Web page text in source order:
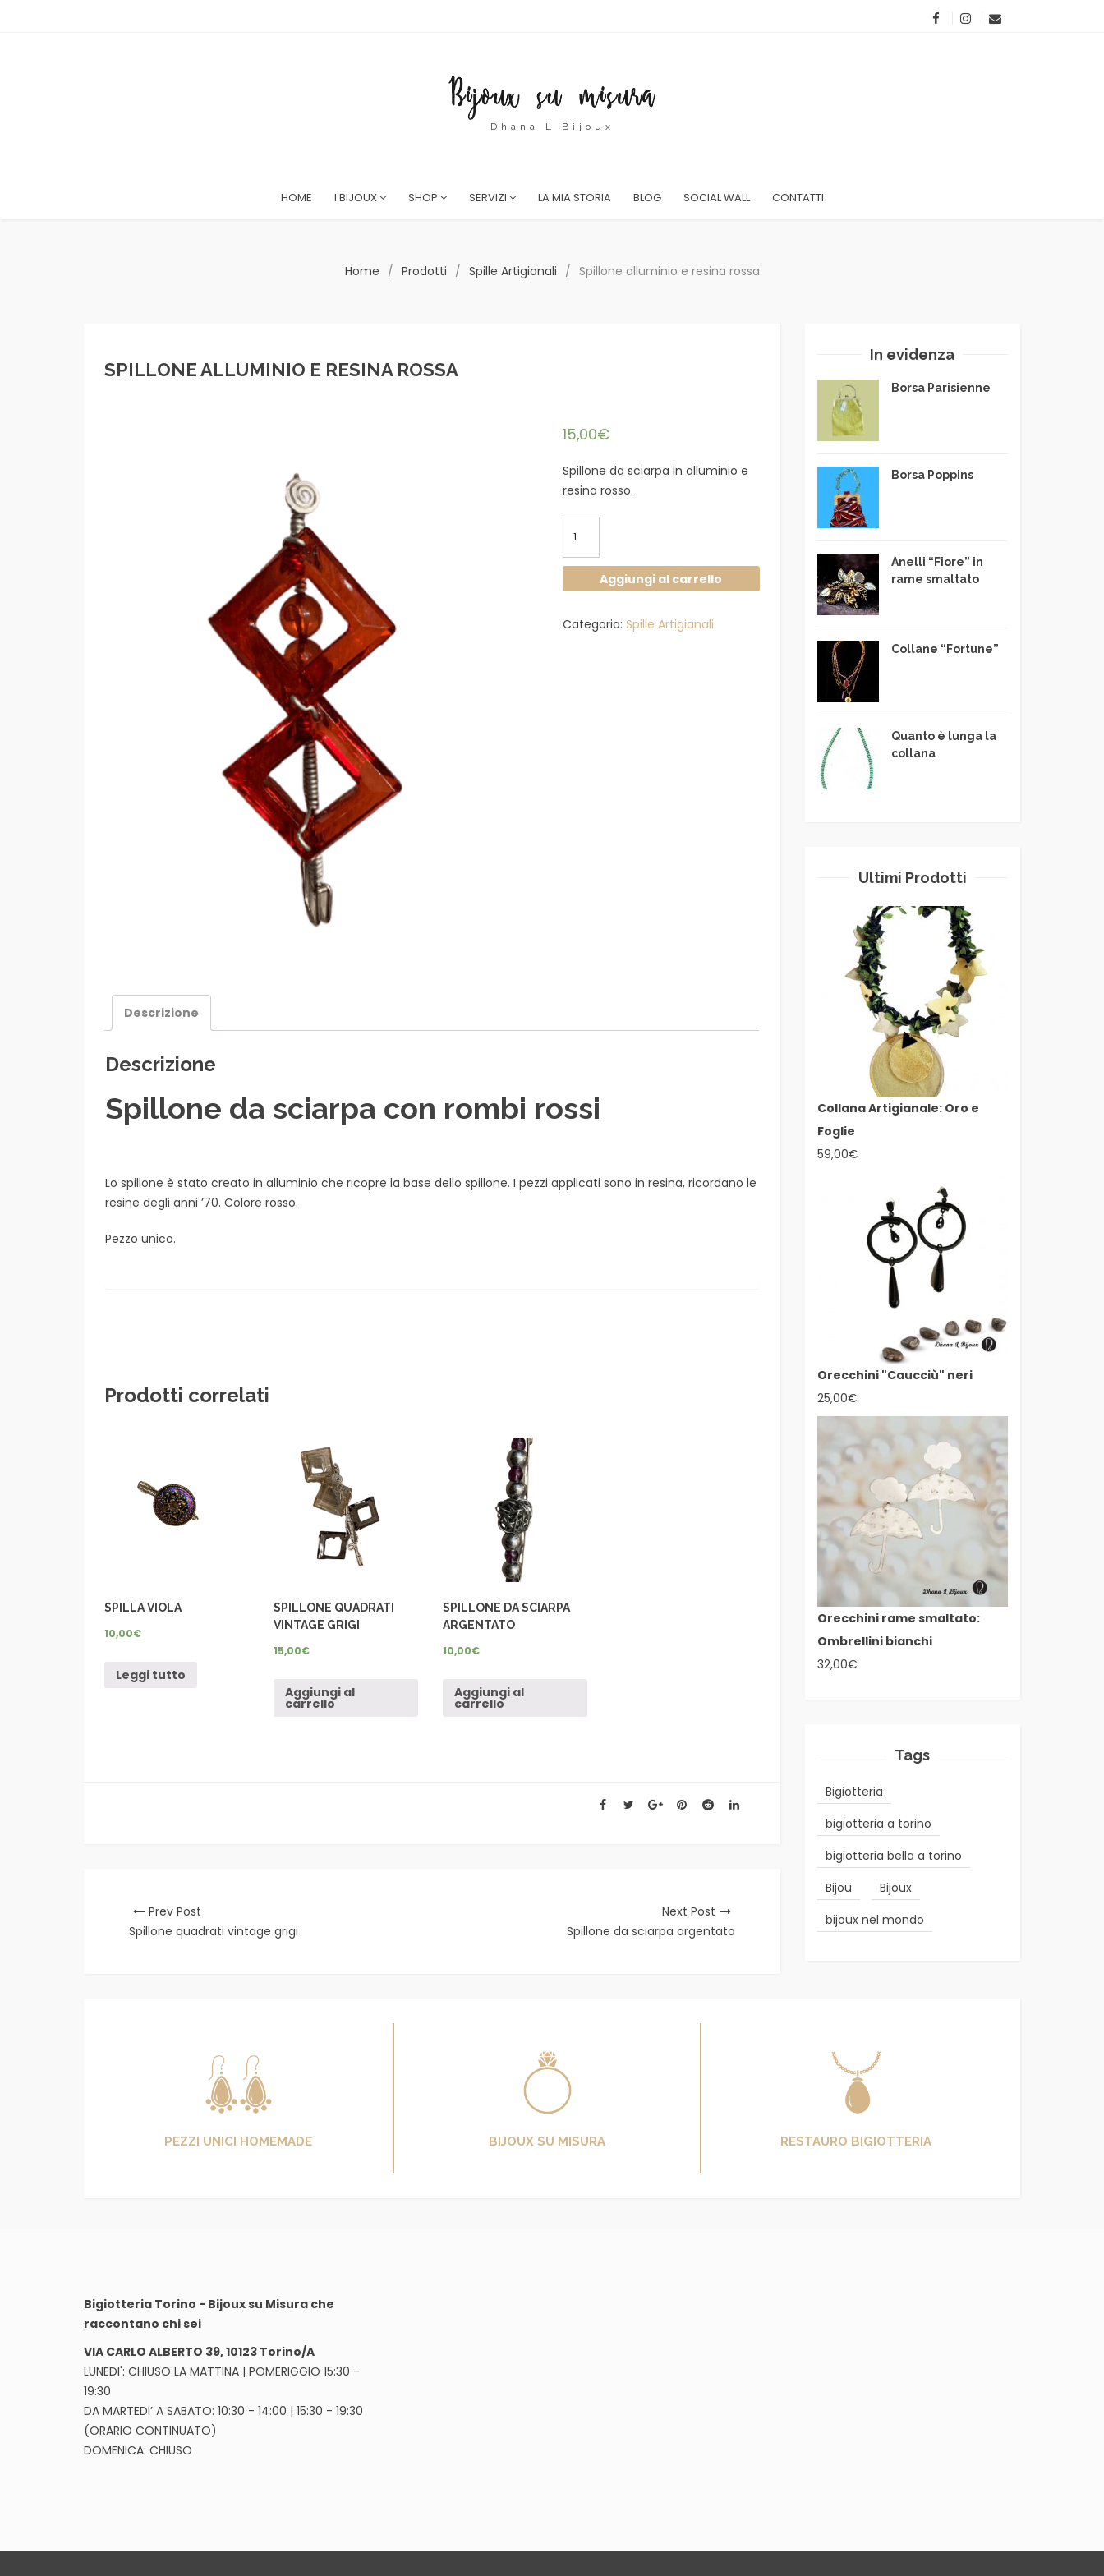
Dhana L Bijoux
HOME I BIJOUX SHOP SERVIZI LA MIA STORIA BLOG SOCIAL WALL CONTATTI
Home / Prodotti / Spille Artigianali / Spillone alluminio e resina rossa
SPILLONE ALLUMINIO E RESINA ROSSA
15,00€
Spillone da sciarpa in alluminio e
resina rosso.
e
resina
quantità
Aggiungi al carrello
Categoria: Spille Artigianali
Descrizione
Descrizione
Spillone da sciarpa con rombi rossi
Lo spillone è stato creato in alluminio che ricopre la base dello spillone. I pezzi applicati sono in resina, ricordano le
resine degli anni ’70. Colore rosso.
Pezzo unico.
Prodotti correlati
SPILLA VIOLA
10,00€
Leggi tutto
SPILLONE QUADRATI
VINTAGE GRIGI
15,00€
Aggiungi al
carrello
SPILLONE DA SCIARPA
ARGENTATO
10,00€
Aggiungi al
carrello
Prev Post
Spillone quadrati vintage grigi
Next Post
Spillone da sciarpa argentato
In evidenza
Borsa Parisienne
Borsa Poppins
Anelli “Fiore” in
rame smaltato
Collane “Fortune”
Quanto è lunga la
collana
Ultimi Prodotti
Collana Artigianale: Oro e
Foglie
59,00€
Orecchini "Caucciù" neri
25,00€
Orecchini rame smaltato:
Ombrellini bianchi
32,00€
Tags
Bigiotteria
bigiotteria a torino
bigiotteria bella a torino
Bijou
Bijoux
bijoux nel mondo
PEZZI UNICI HOMEMADE BIJOUX SU MISURA RESTAURO BIGIOTTERIA
Bigiotteria Torino - Bijoux su Misura che
raccontano chi sei
VIA CARLO ALBERTO 39, 10123 Torino/A
LUNEDI': CHIUSO LA MATTINA | POMERIGGIO 15:30 -
19:30
DA MARTEDI’ A SABATO: 10:30 - 14:00 | 15:30 - 19:30
(ORARIO CONTINUATO)
DOMENICA: CHIUSO